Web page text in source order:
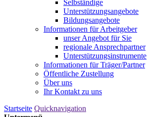
Selbständige
Unterstützungs­angebote
Bildungsangebote
Informationen für Arbeitgeber
unser Angebot für Sie
regionale Ansprechpartner
Unterstützungs­instrumente
Informationen für Träger/Partner
Öffentliche Zustellung
Über uns
Ihr Kontakt zu uns
Startseite Quicknavigation